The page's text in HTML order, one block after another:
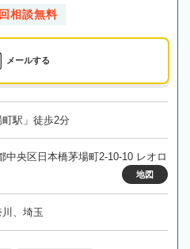
相談無料
メールする
駅」徒歩2分
中央区日本橋茅場町2-10-10 レオロ
地図
、埼玉